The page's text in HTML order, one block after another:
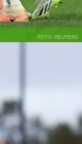
FOTO: REUTERS